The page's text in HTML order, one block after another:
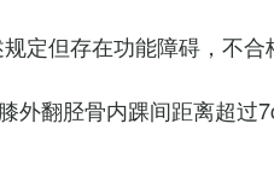
定但存在功能障碍，不合
外翻胫骨内踝间距离超过